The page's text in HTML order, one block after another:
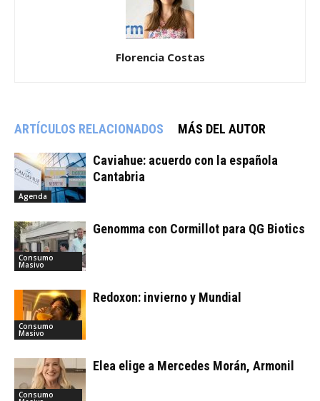
Florencia Costas
ARTÍCULOS RELACIONADOS MÁS DEL AUTOR
Agenda
Caviahue: acuerdo con la española
Cantabria
Consumo
Masivo
Genomma con Cormillot para QG Biotics
Consumo
Masivo
Redoxon: invierno y Mundial
Consumo
Elea elige a Mercedes Morán, Armonil